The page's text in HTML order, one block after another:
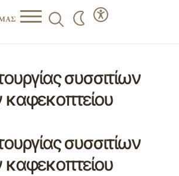
συσσιτίων
καφεκοπτείου
συσσιτίων
καφεκοπτείου